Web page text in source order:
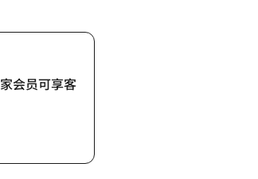
会员可享客